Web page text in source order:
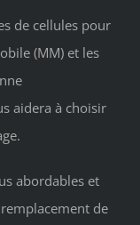
de cellules pour
(MM) et les
aidera à choisir
abordables et
de